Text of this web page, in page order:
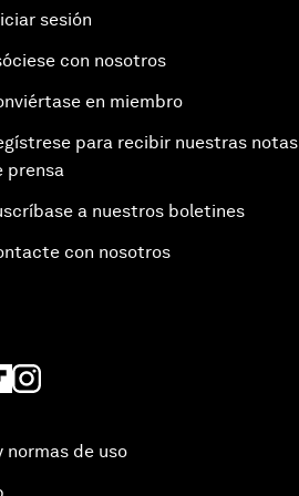
sesión
con nosotros
en miembro
para recibir nuestras notas
prensa
a nuestros boletines
con nosotros
normas de uso